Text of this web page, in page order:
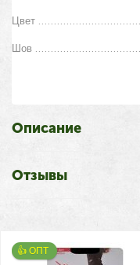
Цвет
Шов
Описание
Отзывы
👍 ОПТ